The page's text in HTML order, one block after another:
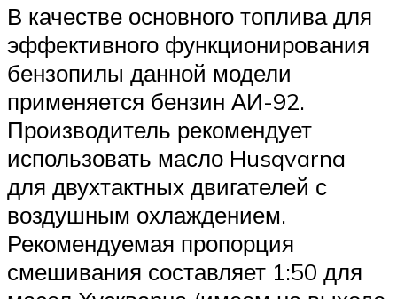
В качестве основного топлива для
эффективного функционирования
бензопилы данной модели
применяется бензин АИ-92.
Производитель рекомендует
использовать масло Husqvarna
для двухтактных двигателей с
воздушным охлаждением.
Рекомендуемая пропорция
смешивания составляет 1:50 для